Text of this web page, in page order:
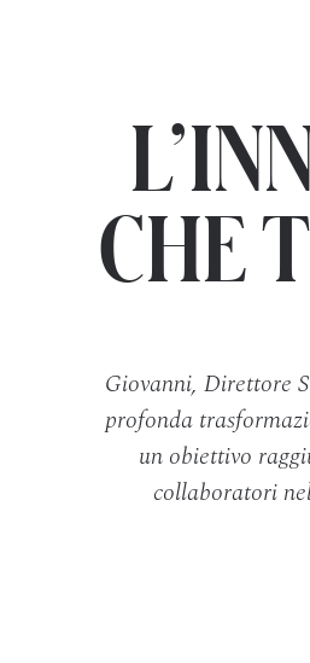
CHE
Giovanni, Direttore
profonda
un obiettivo
collaboratori